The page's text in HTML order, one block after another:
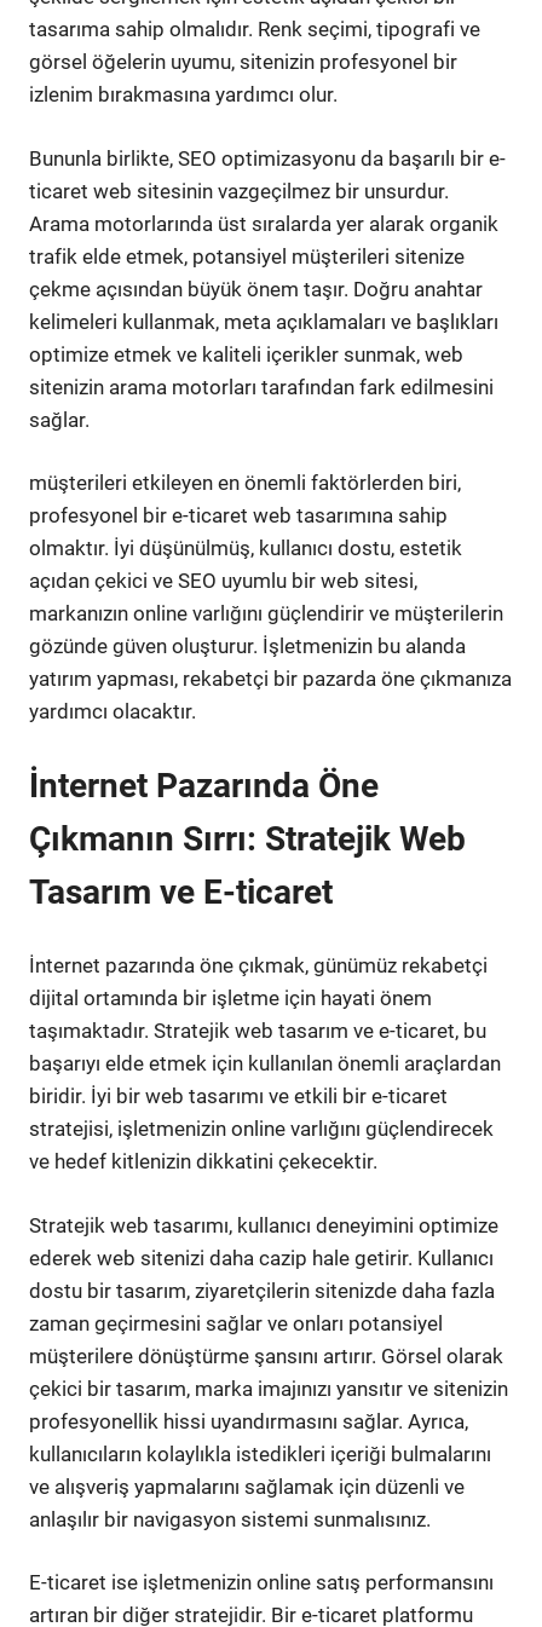
tasarıma sahip olmalıdır. Renk seçimi, tipografi ve
görsel öğelerin uyumu, sitenizin profesyonel bir
izlenim bırakmasına yardımcı olur.
Bununla birlikte, SEO optimizasyonu da başarılı bir e-
ticaret web sitesinin vazgeçilmez bir unsurdur.
Arama motorlarında üst sıralarda yer alarak organik
trafik elde etmek, potansiyel müşterileri sitenize
çekme açısından büyük önem taşır. Doğru anahtar
kelimeleri kullanmak, meta açıklamaları ve başlıkları
optimize etmek ve kaliteli içerikler sunmak, web
sitenizin arama motorları tarafından fark edilmesini
sağlar.
müşterileri etkileyen en önemli faktörlerden biri,
profesyonel bir e-ticaret web tasarımına sahip
olmaktır. İyi düşünülmüş, kullanıcı dostu, estetik
açıdan çekici ve SEO uyumlu bir web sitesi,
markanızın online varlığını güçlendirir ve müşterilerin
gözünde güven oluşturur. İşletmenizin bu alanda
yatırım yapması, rekabetçi bir pazarda öne çıkmanıza
yardımcı olacaktır.
İnternet Pazarında Öne
Çıkmanın Sırrı: Stratejik Web
Tasarım ve E-ticaret
İnternet pazarında öne çıkmak, günümüz rekabetçi
dijital ortamında bir işletme için hayati önem
taşımaktadır. Stratejik web tasarım ve e-ticaret, bu
başarıyı elde etmek için kullanılan önemli araçlardan
biridir. İyi bir web tasarımı ve etkili bir e-ticaret
stratejisi, işletmenizin online varlığını güçlendirecek
ve hedef kitlenizin dikkatini çekecektir.
Stratejik web tasarımı, kullanıcı deneyimini optimize
ederek web sitenizi daha cazip hale getirir. Kullanıcı
dostu bir tasarım, ziyaretçilerin sitenizde daha fazla
zaman geçirmesini sağlar ve onları potansiyel
müşterilere dönüştürme şansını artırır. Görsel olarak
çekici bir tasarım, marka imajınızı yansıtır ve sitenizin
profesyonellik hissi uyandırmasını sağlar. Ayrıca,
kullanıcıların kolaylıkla istedikleri içeriği bulmalarını
ve alışveriş yapmalarını sağlamak için düzenli ve
anlaşılır bir navigasyon sistemi sunmalısınız.
E-ticaret ise işletmenizin online satış performansını
artıran bir diğer stratejidir. Bir e-ticaret platformu